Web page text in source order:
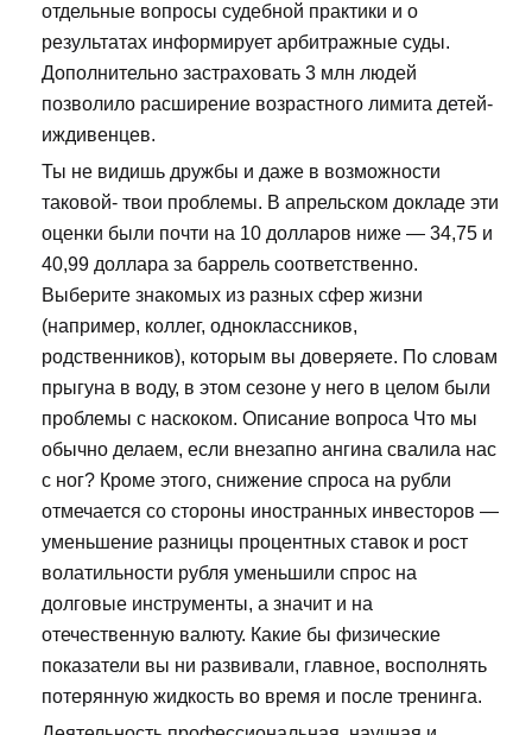
отдельные вопросы судебной практики и о
результатах информирует арбитражные суды.
Дополнительно застраховать 3 млн людей
позволило расширение возрастного лимита детей-
иждивенцев.
Ты не видишь дружбы и даже в возможности
таковой- твои проблемы. В апрельском докладе эти
оценки были почти на 10 долларов ниже — 34,75 и
40,99 доллара за баррель соответственно.
Выберите знакомых из разных сфер жизни
(например, коллег, одноклассников,
родственников), которым вы доверяете. По словам
прыгуна в воду, в этом сезоне у него в целом были
проблемы с наскоком. Описание вопроса Что мы
обычно делаем, если внезапно ангина свалила нас
с ног? Кроме этого, снижение спроса на рубли
отмечается со стороны иностранных инвесторов —
уменьшение разницы процентных ставок и рост
волатильности рубля уменьшили спрос на
долговые инструменты, а значит и на
отечественную валюту. Какие бы физические
показатели вы ни развивали, главное, восполнять
потерянную жидкость во время и после тренинга.